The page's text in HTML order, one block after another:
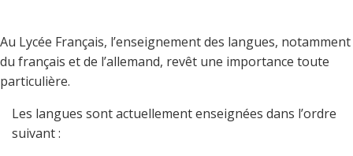
Au Lycée Français, l’enseignement des langues, notamment
du français et de l’allemand, revêt une importance toute
particulière.
Les langues sont actuellement enseignées dans l’ordre
suivant :